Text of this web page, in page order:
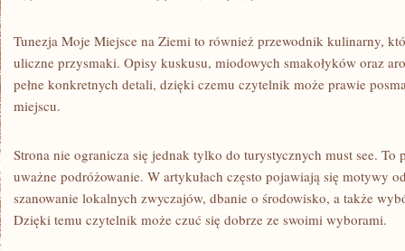
Tunezja Moje Miejsce na Ziemi to również przewodnik kulinarny,
uliczne przysmaki. Opisy kuskusu, miodowych smakołyków oraz
pełne konkretnych detali, dzięki czemu czytelnik może prawie
miejscu.
Strona nie ogranicza się jednak tylko do turystycznych must see. To
uważne podróżowanie. W artykułach często pojawiają się motywy
szanowanie lokalnych zwyczajów, dbanie o środowisko, a także
Dzięki temu czytelnik może czuć się dobrze ze swoimi wyborami.